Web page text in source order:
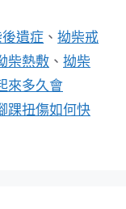
遺症 、拗柴戒
柴熱敷 、 拗柴
來多久會
踝扭傷如何快